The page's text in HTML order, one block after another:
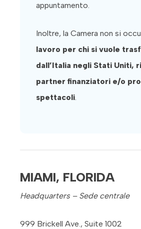
appuntamento.
Inoltre, la Camera non si
lavoro per chi si vuole
dall’Italia negli Stati Uniti,
partner finanziatori e/o
spettacoli.
MIAMI, FLORIDA
Headquarters – Sede centrale
999 Brickell Ave., Suite 1002